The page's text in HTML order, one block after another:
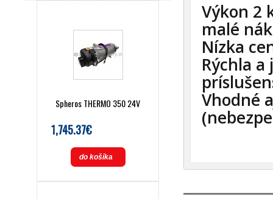
Spheros THERMO 350 24V
1,745.37€
do košíka
Výkon 2
malé
Nízka
Rýchla
Vhodné